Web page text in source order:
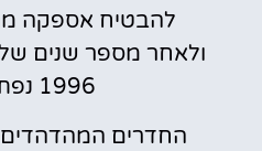
ולאחר מספר שנים של
1996 נפתח המוזיאון החדש, שנחשב לאחד מהמוזיאוניים הייחודיים בעולם.
החדרים